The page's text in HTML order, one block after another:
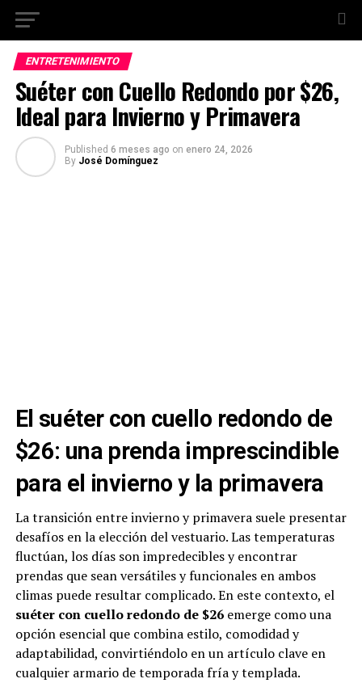
ENTRETENIMIENTO
Suéter con Cuello Redondo por $26,
Ideal para Invierno y Primavera
Published 6 meses ago on enero 24, 2026
By José Domínguez
El suéter con cuello redondo de
$26: una prenda imprescindible
para el invierno y la primavera
La transición entre invierno y primavera suele presentar
desafíos en la elección del vestuario. Las temperaturas
fluctúan, los días son impredecibles y encontrar
prendas que sean versátiles y funcionales en ambos
climas puede resultar complicado. En este contexto, el
suéter con cuello redondo de $26emerge como una
opción esencial que combina estilo, comodidad y
adaptabilidad, convirtiéndolo en un artículo clave en
cualquier armario de temporada fría y templada.